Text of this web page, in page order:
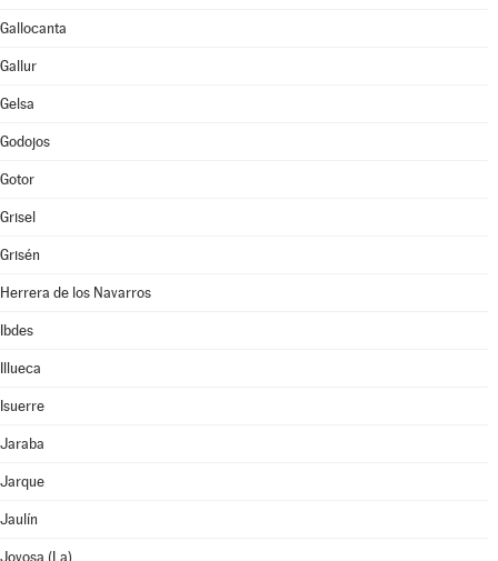
Gallocanta
Gallur
Gelsa
Godojos
Gotor
Grisel
Grisén
Herrera de los Navarros
Ibdes
Illueca
Isuerre
Jaraba
Jarque
Jaulín
Joyosa (La)